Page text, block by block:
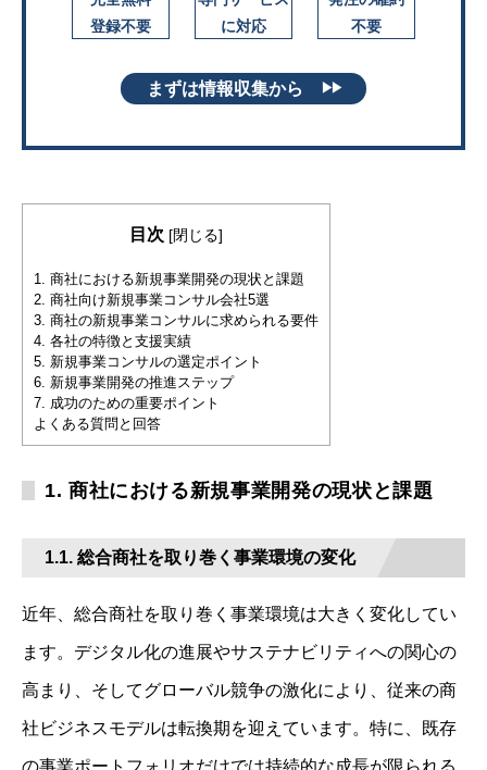
登録不要
に対応
不要
まずは情報収集から ▶▶
目次 [閉じる]
1. 商社における新規事業開発の現状と課題
2. 商社向け新規事業コンサル会社5選
3. 商社の新規事業コンサルに求められる要件
4. 各社の特徴と支援実績
5. 新規事業コンサルの選定ポイント
6. 新規事業開発の推進ステップ
7. 成功のための重要ポイント
よくある質問と回答
1. 商社における新規事業開発の現状と課題
1.1. 総合商社を取り巻く事業環境の変化
近年、総合商社を取り巻く事業環境は大きく変化してい
ます。デジタル化の進展やサステナビリティへの関心の
高まり、そしてグローバル競争の激化により、従来の商
社ビジネスモデルは転換期を迎えています。特に、既存
の事業ポートフォリオだけでは持続的な成長が限られる